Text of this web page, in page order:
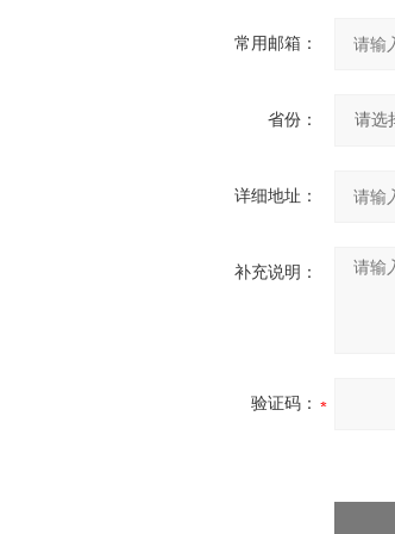
常用邮箱：
省份：
详细地址：
补充说明：
验证码：